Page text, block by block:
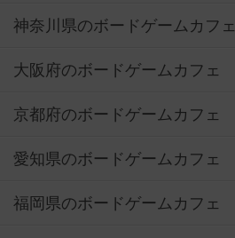
神奈川県のボードゲームカフェ
大阪府のボードゲームカフェ
京都府のボードゲームカフェ
愛知県のボードゲームカフェ
福岡県のボードゲームカフェ